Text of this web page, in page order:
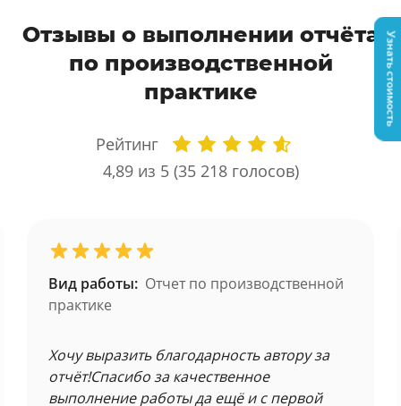
Отзывы о выполнении отчёта
по производственной
практике
Рейтинг
4,89 из 5 (35 218голосов)
Вид работы: Отчет по производственной
практике
Хочу выразить благодарность автору за
отчёт!Спасибо за качественное
выполнение работы да ещё и с первой
Узнать стоимость